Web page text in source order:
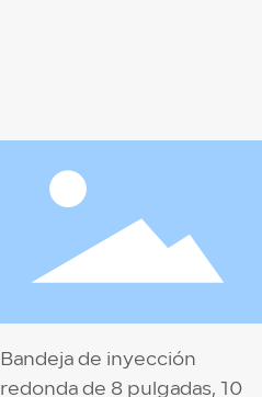
Bandeja de inyección
redonda de 8 pulgadas, 10